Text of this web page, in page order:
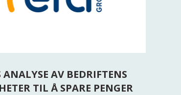
ANALYSE AV BEDRIFTENS
TIL Å SPARE PENGER